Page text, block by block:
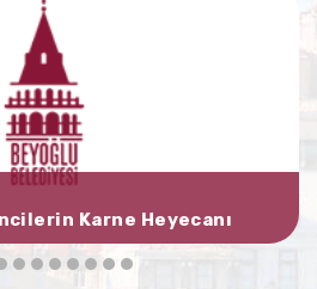
Karne Heyecanı